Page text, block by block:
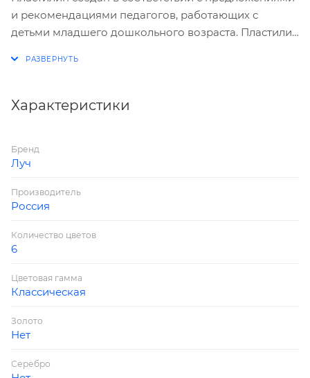
и рекомендациями педагогов, работающих с
детьми младшего дошкольного возраста. Пластилин
только начинают лепить.
Характеристики
Бренд
Луч
Производитель
Россия
Количество цветов
6
Цветовая гамма
Классическая
Золото
Нет
Серебро